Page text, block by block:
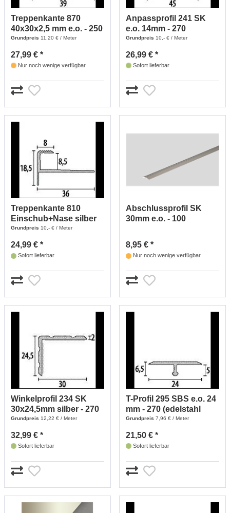
Treppenkante 870
40x30x2,5 mm e.o. - 250
(edelstahl Optik)
Grundpreis 11,20 € / Meter
27,99 € *
Nur noch wenige verfügbar
Anpassprofil 241 SK
e.o. 14mm - 270
(edelstahl Optik)
Grundpreis 10,- € / Meter
26,99 € *
Sofort lieferbar
Treppenkante 810
Einschub+Nase silber
8,5mm - 250 (silber)
Grundpreis 10,- € / Meter
24,99 € *
Sofort lieferbar
Abschlussprofil SK
30mm e.o. - 100
8,95 € *
Nur noch wenige verfügbar
Winkelprofil 234 SK
30x24,5mm silber - 270
(edelstahl Optik)
Grundpreis 12,22 € / Meter
32,99 € *
Sofort lieferbar
T-Profil 295 SBS e.o. 24
mm - 270 (edelstahl
Optik)
Grundpreis 7,96 € / Meter
21,50 € *
Sofort lieferbar